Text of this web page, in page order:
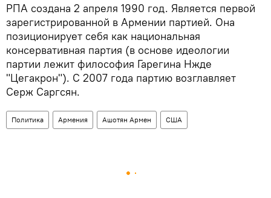
РПА создана 2 апреля 1990 год. Является первой
зарегистрированной в Армении партией. Она
позиционирует себя как национальная
консервативная партия (в основе идеологии
партии лежит философия Гарегина Нжде
"Цегакрон"). С 2007 года партию возглавляет
Серж Саргсян.
Политика Армения Ашотян Армен США